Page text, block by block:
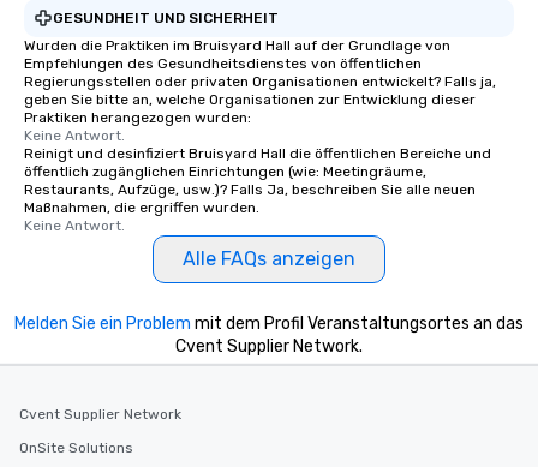
GESUNDHEIT UND SICHERHEIT
Wurden die Praktiken im Bruisyard Hall auf der Grundlage von
Empfehlungen des Gesundheitsdienstes von öffentlichen
Regierungsstellen oder privaten Organisationen entwickelt? Falls ja,
geben Sie bitte an, welche Organisationen zur Entwicklung dieser
Praktiken herangezogen wurden:
Keine Antwort.
Reinigt und desinfiziert Bruisyard Hall die öffentlichen Bereiche und
öffentlich zugänglichen Einrichtungen (wie: Meetingräume,
Restaurants, Aufzüge, usw.)? Falls Ja, beschreiben Sie alle neuen
Maßnahmen, die ergriffen wurden.
Keine Antwort.
Alle FAQs anzeigen
Melden Sie ein Problem mit dem Profil Veranstaltungsortes an das
Cvent Supplier Network.
Cvent Supplier Network
OnSite Solutions